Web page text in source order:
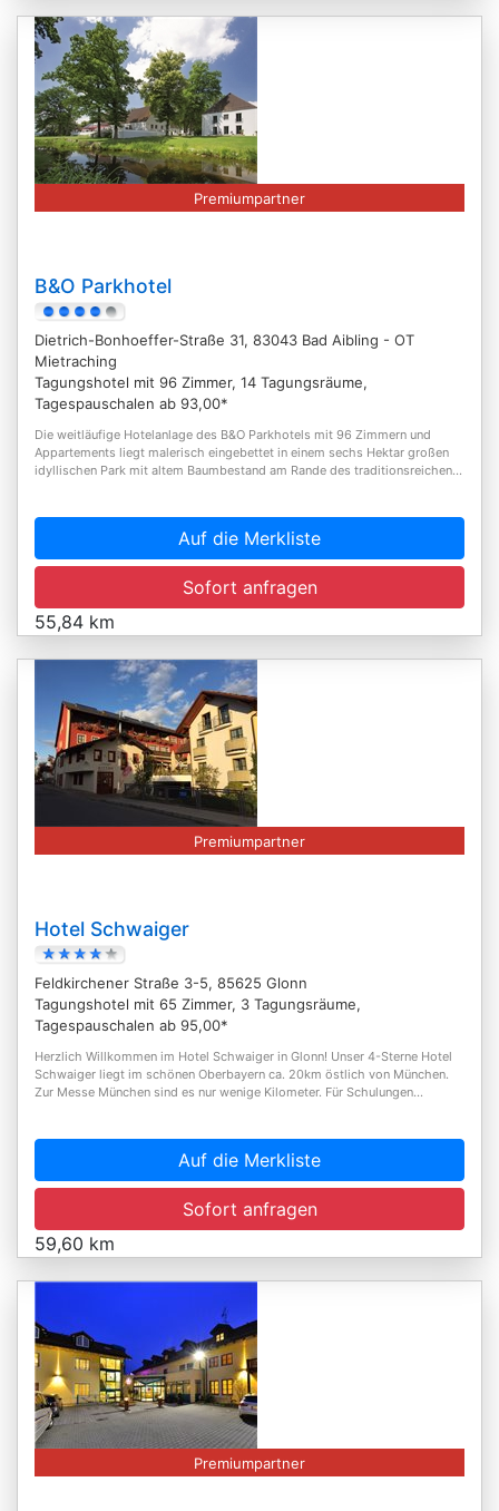
Premiumpartner
B&O Parkhotel
Dietrich-Bonhoeffer-Straße 31, 83043 Bad Aibling - OT
Mietraching
Tagungshotel mit 96 Zimmer, 14 Tagungsräume,
Tagespauschalen ab 93,00*
Die weitläufige Hotelanlage des B&O Parkhotels mit 96 Zimmern und
Appartements liegt malerisch eingebettet in einem sechs Hektar großen
idyllischen Park mit altem Baumbestand am Rande des traditionsreichen...
Auf die Merkliste
Sofort anfragen
55,84 km
Premiumpartner
Hotel Schwaiger
Feldkirchener Straße 3-5, 85625 Glonn
Tagungshotel mit 65 Zimmer, 3 Tagungsräume,
Tagespauschalen ab 95,00*
Herzlich Willkommen im Hotel Schwaiger in Glonn! Unser 4-Sterne Hotel
Schwaiger liegt im schönen Oberbayern ca. 20km östlich von München.
Zur Messe München sind es nur wenige Kilometer. Für Schulungen...
Auf die Merkliste
Sofort anfragen
59,60 km
Premiumpartner